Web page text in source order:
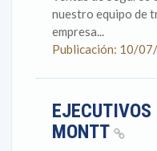
nuestro equipo de
empresa...
Publicación: 10/
MONTT